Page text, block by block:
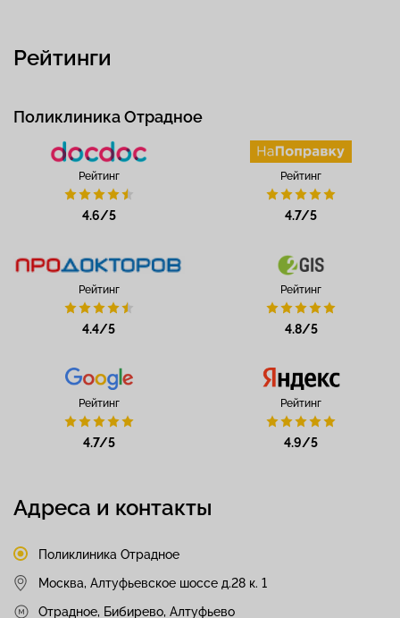
Рейтинги
Поликлиника Отрадное
Рейтинг
4.6/5
Рейтинг
4.7/5
Рейтинг
4.4/5
Рейтинг
4.8/5
Рейтинг
4.7/5
Рейтинг
4.9/5
Адреса и контакты
Поликлиника Отрадное
Москва, Алтуфьевское шоссе д.28 к. 1
Отрадное, Бибирево, Алтуфьево